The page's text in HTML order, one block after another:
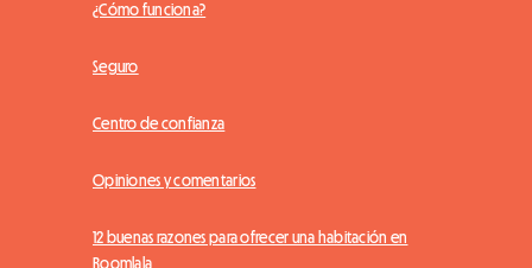
¿Cómo funciona?
Seguro
Centro de confianza
Opiniones y comentarios
12 buenas razones para ofrecer una habitación en
Roomlala